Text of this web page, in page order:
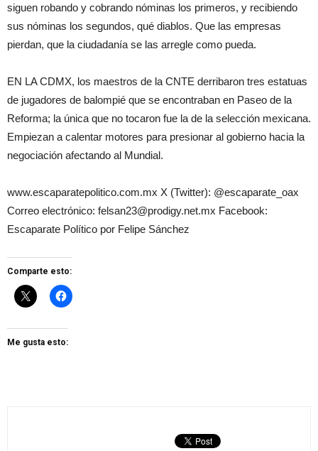
siguen robando y cobrando nóminas los primeros, y recibiendo
sus nóminas los segundos, qué diablos. Que las empresas
pierdan, que la ciudadanía se las arregle como pueda.
EN LA CDMX, los maestros de la CNTE derribaron tres estatuas
de jugadores de balompié que se encontraban en Paseo de la
Reforma; la única que no tocaron fue la de la selección mexicana.
Empiezan a calentar motores para presionar al gobierno hacia la
negociación afectando al Mundial.
www.escaparatepolitico.com.mx X (Twitter): @escaparate_oax
Correo electrónico: felsan23@prodigy.net.mx Facebook:
Escaparate Político por Felipe Sánchez
Comparte esto:
Me gusta esto: